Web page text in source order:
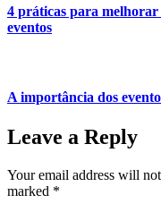
4 práticas para melhorar
eventos
A importância dos
Leave a Reply
Your email address will
marked *